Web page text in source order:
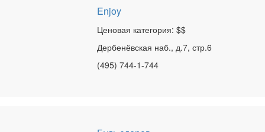
Enjoy
Ценовая категория: $$
Дербенёвская наб., д.7, стр.6
(495) 744-1-744